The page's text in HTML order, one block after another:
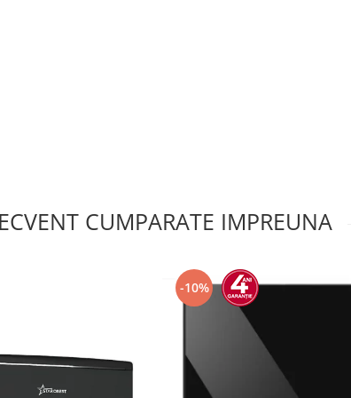
CUMPARATE IMPREUNA
-10%